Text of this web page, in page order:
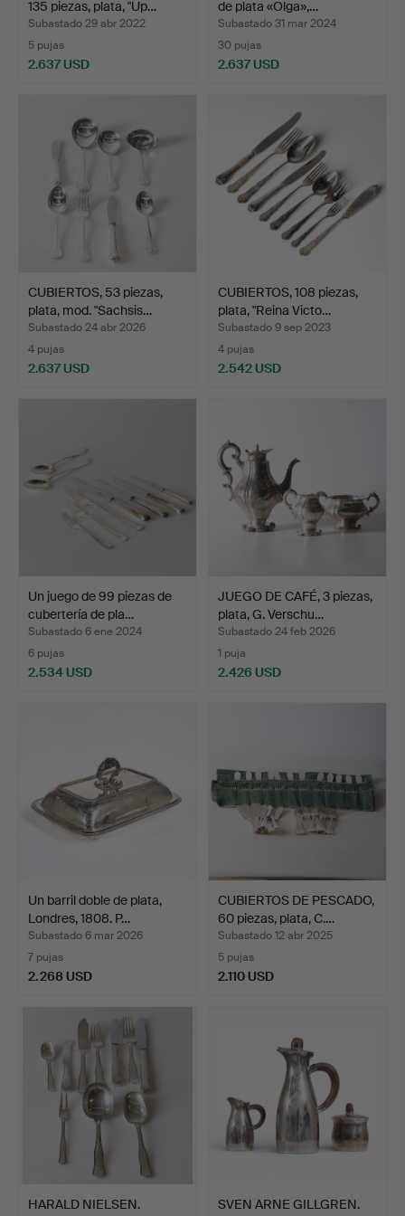
135 piezas, plata, "Up…
Subastado 29 abr 2022
5 pujas
2.637 USD
de plata «Olga»,…
Subastado 31 mar 2024
30 pujas
2.637 USD
CUBIERTOS, 53 piezas,
plata, mod. "Sachsis…
Subastado 24 abr 2026
4 pujas
2.637 USD
CUBIERTOS, 108 piezas,
plata, "Reina Victo…
Subastado 9 sep 2023
4 pujas
2.542 USD
Un juego de 99 piezas de
cubertería de pla…
Subastado 6 ene 2024
6 pujas
2.534 USD
JUEGO DE CAFÉ, 3 piezas,
plata, G. Verschu…
Subastado 24 feb 2026
1 puja
2.426 USD
Un barril doble de plata,
Londres, 1808. P…
Subastado 6 mar 2026
7 pujas
2.268 USD
CUBIERTOS DE PESCADO,
60 piezas, plata, C.…
Subastado 12 abr 2025
5 pujas
2.110 USD
HARALD NIELSEN.
SVEN ARNE GILLGREN.